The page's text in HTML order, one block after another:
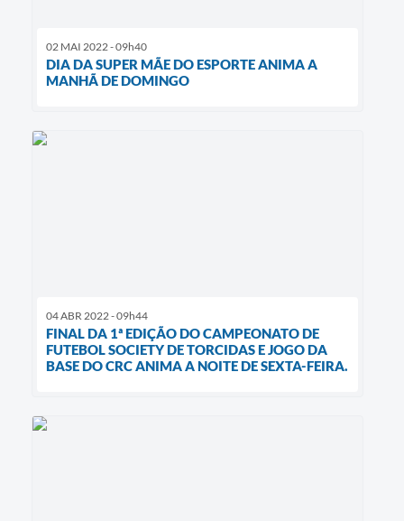
02 MAI 2022 - 09h40
DIA DA SUPER MÃE DO ESPORTE ANIMA A
MANHÃ DE DOMINGO
04 ABR 2022 - 09h44
FINAL DA 1ª EDIÇÃO DO CAMPEONATO DE
FUTEBOL SOCIETY DE TORCIDAS E JOGO DA
BASE DO CRC ANIMA A NOITE DE SEXTA-FEIRA.